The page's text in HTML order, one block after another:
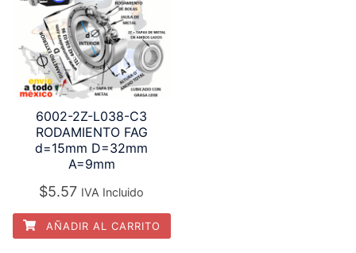
6002-2Z-L038-C3
RODAMIENTO FAG
d=15mm D=32mm
A=9mm
$5.57 IVA Incluido
AÑADIR AL CARRITO